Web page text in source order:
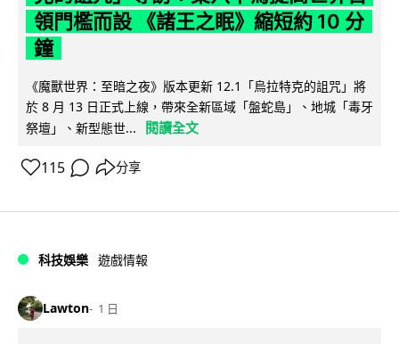
領門檻而設 《諸王之眠》縮短約 10 分
鐘
《魔獸世界：至暗之夜》版本更新 12.1「烏拉特克的詛咒」將
於 8 月 13 日正式上線，帶來全新區域「盤蛇島」、地城「毒牙
祭壇」、新型態世...
閱讀全文
115 分享
科技娛樂 遊戲情報
Lawton 1 日